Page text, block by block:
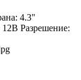
4.3"
Разрешение: